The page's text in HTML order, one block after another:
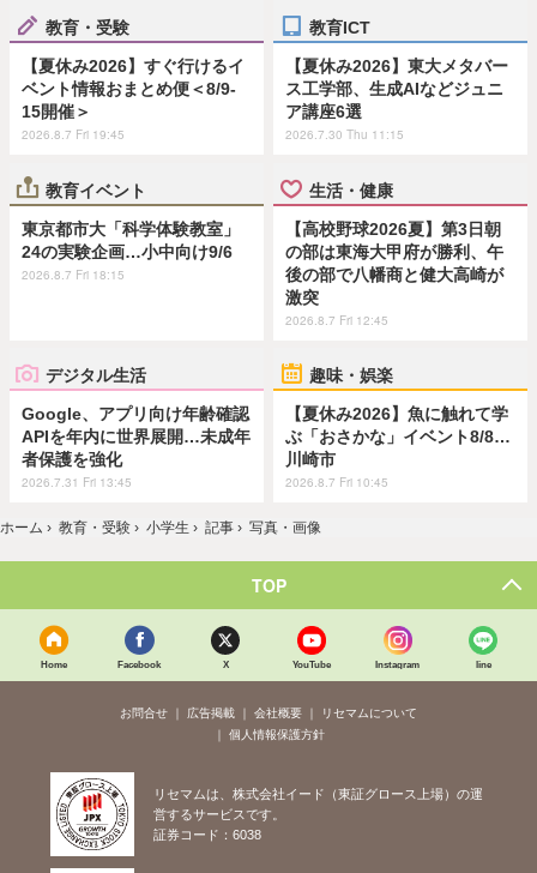
教育・受験
【夏休み2026】すぐ行けるイ
ベント情報おまとめ便＜8/9-
15開催＞
2026.8.7 Fri 19:45
教育ICT
【夏休み2026】東大メタバー
ス工学部、生成AIなどジュニ
ア講座6選
2026.7.30 Thu 11:15
教育イベント
東京都市大「科学体験教室」
24の実験企画…小中向け9/6
2026.8.7 Fri 18:15
生活・健康
【高校野球2026夏】第3日朝
の部は東海大甲府が勝利、午
後の部で八幡商と健大高崎が
激突
2026.8.7 Fri 12:45
デジタル生活
Google、アプリ向け年齢確認
APIを年内に世界展開…未成年
者保護を強化
2026.7.31 Fri 13:45
趣味・娯楽
【夏休み2026】魚に触れて学
ぶ「おさかな」イベント8/8…
川崎市
2026.8.7 Fri 10:45
ホーム › 教育・受験 › 小学生 › 記事 › 写真・画像
TOP
Home Facebook X YouTube Instagram line
お問合せ 広告掲載 会社概要
リセマムについて
個人情報保護方針
リセマムは、株式会社イード（東証グロース上場）の運
営するサービスです。
証券コード：6038